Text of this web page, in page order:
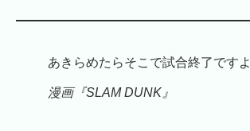
あきらめたらそこで試合終了ですよ
漫画『SLAM DUNK』